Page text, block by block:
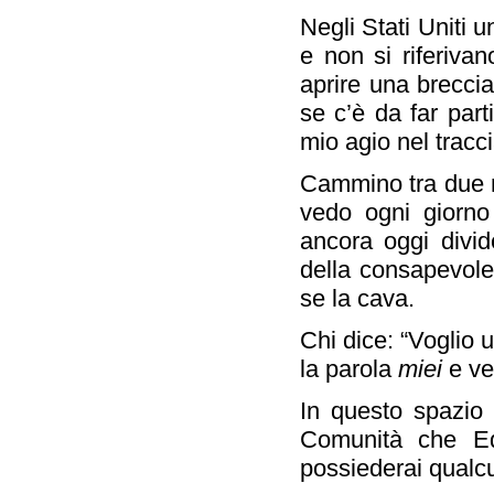
Negli Stati Uniti
e non si
aprire una
se c’è da far
mio agio nel
Cammino tra
vedo ogni
ancora oggi
della
se la cava.
Chi dice: “Voglio
la parola miei e
In questo
Comunità che
possiederai